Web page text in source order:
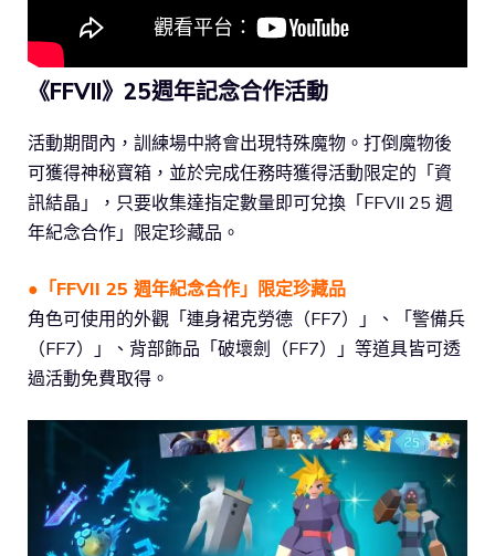
《FFVII》25週年記念合作活動
活動期間內，訓練場中將會出現特殊魔物。打倒魔物後
可獲得神秘寶箱，並於完成任務時獲得活動限定的「資
訊結晶」，只要收集達指定數量即可兌換「FFVII 25 週
年紀念合作」限定珍藏品。
●「FFVII 25 週年紀念合作」限定珍藏品
角色可使用的外觀「連身裙克勞德（FF7）」、「警備兵
（FF7）」、背部飾品「破壞劍（FF7）」等道具皆可透
過活動免費取得。